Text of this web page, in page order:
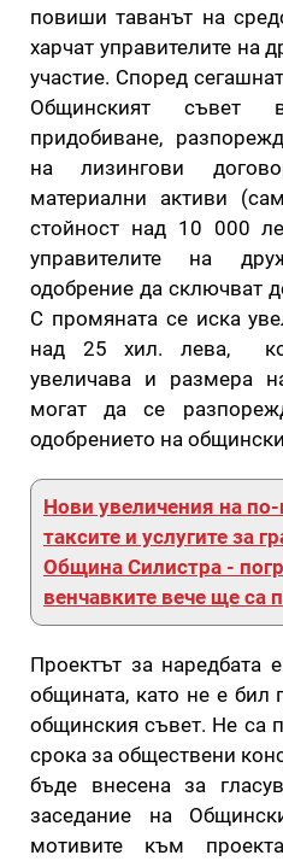
повиши таванът на
харчат управителите на
участие. Според
Общинският съвет
придобиване,
на лизингови
материални активи
стойност над 10 000
управителите на
одобрение да сключват
С промяната се иска
над 25 хил. лева,
увеличава и размера
могат да се
одобрението на
Нови увеличения на
таксите и услугите за
Община Силистра -
венчавките вече ще са
Проектът за наредбата
общината, като не е бил
общинския съвет. Не са
срока за обществени
бъде внесена за
заседание на
мотивите към